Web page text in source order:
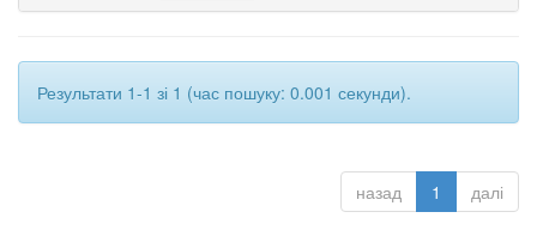
Результати 1-1 зі 1 (час пошуку: 0.001 секунди).
назад 1 далі